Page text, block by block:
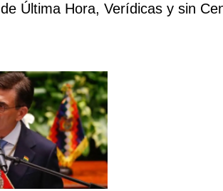
Última Hora, Verídicas y sin